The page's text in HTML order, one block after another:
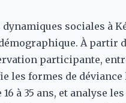
sociales à
À partir
participante,
les formes de déviance
à 35 ans, et analyse